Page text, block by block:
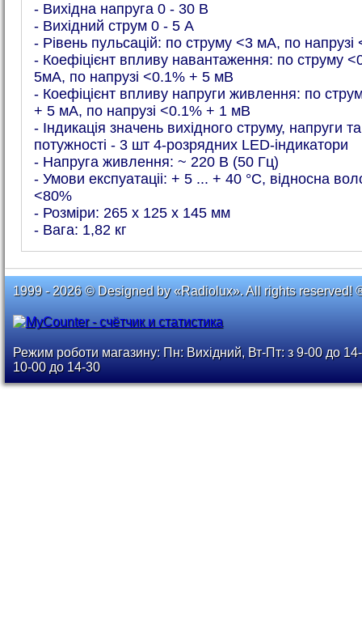
- Вихідна напруга 0 - 30 В
- Вихідний струм 0 - 5 А
- Рівень пульсацій: по струму <3 мА, по
- Коефіцієнт впливу навантаження: по струму
5мА, по напрузі <0.1% + 5 мВ
- Коефіцієнт впливу напруги живлення: по
+ 5 мА, по напрузі <0.1% + 1 мВ
- Індикація значень вихідного струму, напруги та
потужності - 3 шт 4-розрядних LED-індикатори
- Напруга живлення: ~ 220 В (50 Гц)
- Умови експуатаціі: + 5 ... + 40 °C, відносна
<80%
- Розміри: 265 x 125 x 145 мм
- Вага: 1,82 кг
1999 - 2026 © Designed by «Radiolux». All rights reserved!
Режим роботи магазину: Пн: Вихідний, Вт-Пт: з 9-00 до
10-00 до 14-30